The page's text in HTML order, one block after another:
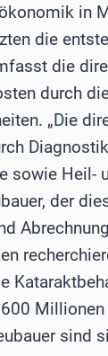
in
die
die
durch
„Die
sowie Heil-
der
Millionen
sind